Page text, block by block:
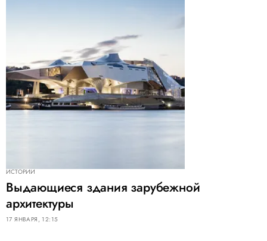
ИСТОРИИ
Выдающиеся здания зарубежной
архитектуры
17 ЯНВАРЯ, 12:15